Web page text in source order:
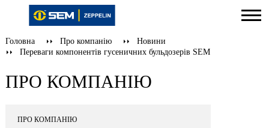
Головна Про компанію
Новини
Переваги компонентів гусеничних бульдозерів SEM
ПРО КОМПАНІЮ
ПРО КОМПАНІЮ